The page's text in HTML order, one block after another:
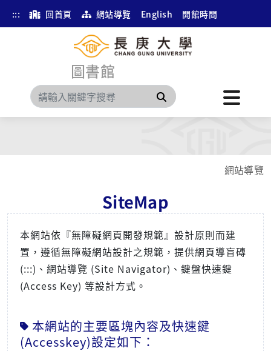
::: 回首頁 網站導覽 English 開館時間
圖書館
搜尋
網站導覽
SiteMap
本網站依『無障礙網頁開發規範』設計原則而建
置，遵循無障礙網站設計之規範，提供網頁導盲磚
(:::)、網站導覽 (Site Navigator)、鍵盤快速鍵
(Access Key) 等設計方式。
本網站的主要區塊內容及快速鍵
(Accesskey)設定如下：